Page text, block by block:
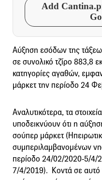
Add
Αύξηση εσόδων της
σε συνολικό τζίρο 883,8
κατηγορίες αγαθών,
μάρκετ την περίοδο 24
Αναλυτικότερα, τα
υποδεικνύουν ότι η
σούπερ μάρκετ
συμπεριλαμβανομένων
περίοδο 24/02/2020-5/4/
7/4/2019). Κοντά σε αυτό